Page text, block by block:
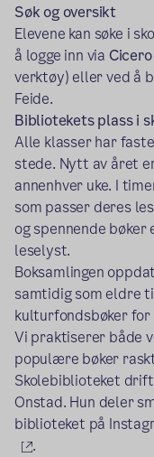
Søk og oversikt
Elevene kan søke i
å logge inn via
verktøy) eller ved å
Feide.
Bibliotekets plass i
Alle klasser har
stede. Nytt av året
annenhver uke. I
som passer deres
og spennende
leselyst.
Boksamlingen
samtidig som eldre
kulturfondsbøker
Vi praktiserer både
populære bøker
Skolebiblioteket
Onstad. Hun deler
biblioteket på
(ekstern lenke)
.